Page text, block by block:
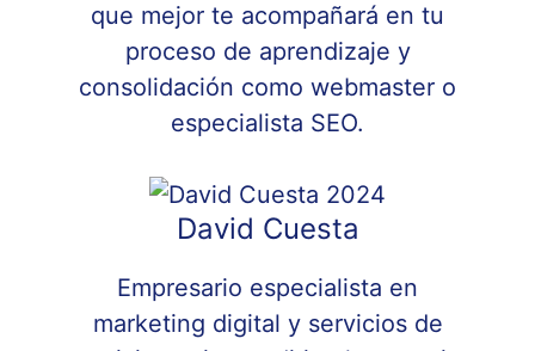
que mejor te acompañará en tu
proceso de aprendizaje y
consolidación como webmaster o
especialista SEO.
David Cuesta
Empresario especialista en
marketing digital y servicios de